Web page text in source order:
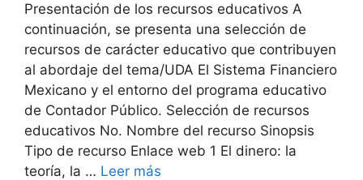
Presentación de los recursos educativos A
continuación, se presenta una selección de
recursos de carácter educativo que contribuyen
al abordaje del tema/UDA El Sistema Financiero
Mexicano y el entorno del programa educativo
de Contador Público. Selección de recursos
educativos No. Nombre del recurso Sinopsis
Tipo de recurso Enlace web 1 El dinero: la
teoría, la … Leer más